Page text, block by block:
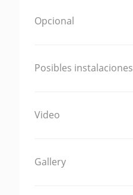
Opcional
Posibles instalaciones
Video
Gallery